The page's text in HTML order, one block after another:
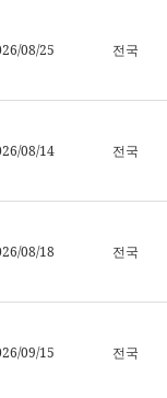
08/25 전국
08/14 전국
08/18 전국
09/15 전국